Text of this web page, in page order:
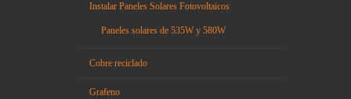
Instalar Paneles Solares Fotovoltaicos
Paneles solares de 535W y 580W
Cobre reciclado
Grafeno